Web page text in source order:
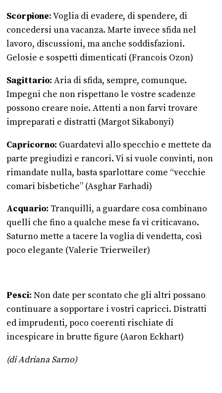
Scorpione: Voglia di evadere, di spendere, di
concedersi una vacanza. Marte invece sfida nel
lavoro, discussioni, ma anche soddisfazioni.
Gelosie e sospetti dimenticati (Francois Ozon)
Sagittario: Aria di sfida, sempre, comunque.
Impegni che non rispettano le vostre scadenze
possono creare noie. Attenti a non farvi trovare
impreparati e distratti (Margot Sikabonyi)
Capricorno: Guardatevi allo specchio e mettete da
parte pregiudizi e rancori. Vi si vuole convinti, non
rimandate nulla, basta sparlottare come “vecchie
comari bisbetiche” (Asghar Farhadi)
Acquario: Tranquilli, a guardare cosa combinano
quelli che fino a qualche mese fa vi criticavano.
Saturno mette a tacere la voglia di vendetta, così
poco elegante (Valerie Trierweiler)
Pesci: Non date per scontato che gli altri possano
continuare a sopportare i vostri capricci. Distratti
ed imprudenti, poco coerenti rischiate di
incespicare in brutte figure (Aaron Eckhart)
(di Adriana Sarno)